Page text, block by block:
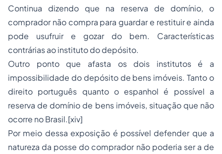
Continua dizendo que na reserva de domínio, o
comprador não compra para guardar e restituir e ainda
pode usufruir e gozar do bem. Características
contrárias ao instituto do depósito.
Outro ponto que afasta os dois institutos é a
impossibilidade do depósito de bens imóveis. Tanto o
direito português quanto o espanhol é possível a
reserva de domínio de bens imóveis, situação que não
ocorre no Brasil.[xiv]
Por meio dessa exposição é possível defender que a
natureza da posse do comprador não poderia ser a de